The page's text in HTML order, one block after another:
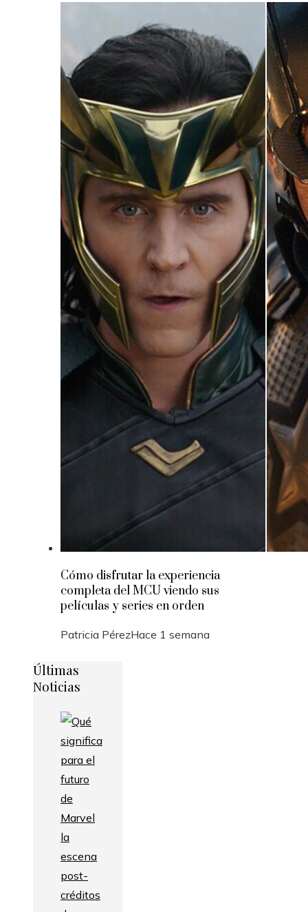
Cómo disfrutar la experiencia
completa del MCU viendo sus
películas y series en orden
Patricia PérezHace 1 semana
Últimas
Noticias